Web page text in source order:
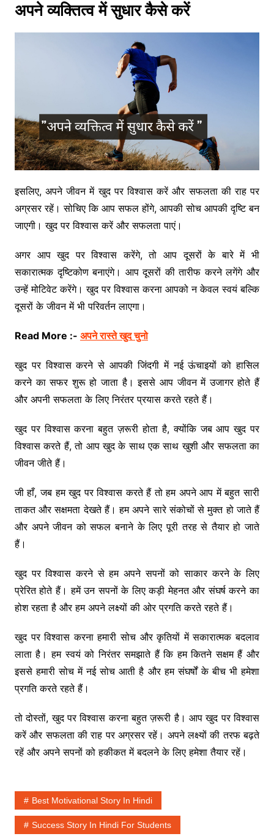
अपने व्यक्तित्व में सुधार कैसे करें
इसलिए, अपने जीवन में खुद पर विश्वास करें और सफलता की राह पर
अग्रसर रहें। सोचिए कि आप सफल होंगे, आपकी सोच आपकी दृष्टि बन
जाएगी। खुद पर विश्वास करें और सफलता पाएं।
अगर आप खुद पर विश्वास करेंगे, तो आप दूसरों के बारे में भी
सकारात्मक दृष्टिकोण बनाएंगे। आप दूसरों की तारीफ करने लगेंगे और
उन्हें मोटिवेट करेंगे। खुद पर विश्वास करना आपको न केवल स्वयं बल्कि
दूसरों के जीवन में भी परिवर्तन लाएगा।
Read More :- अपने रास्ते खुद चुनो
खुद पर विश्वास करने से आपकी जिंदगी में नई ऊंचाइयों को हासिल
करने का सफर शुरू हो जाता है। इससे आप जीवन में उजागर होते हैं
और अपनी सफलता के लिए निरंतर प्रयास करते रहते हैं।
खुद पर विश्वास करना बहुत ज़रूरी होता है, क्योंकि जब आप खुद पर
विश्वास करते हैं, तो आप खुद के साथ एक साथ खुशी और सफलता का
जीवन जीते हैं।
जी हाँ, जब हम खुद पर विश्वास करते हैं तो हम अपने आप में बहुत सारी
ताकत और सक्षमता देखते हैं। हम अपने सारे संकोचों से मुक्त हो जाते हैं
और अपने जीवन को सफल बनाने के लिए पूरी तरह से तैयार हो जाते
हैं।
खुद पर विश्वास करने से हम अपने सपनों को साकार करने के लिए
प्रेरित होते हैं। हमें उन सपनों के लिए कड़ी मेहनत और संघर्ष करने का
होश रहता है और हम अपने लक्ष्यों की ओर प्रगति करते रहते हैं।
खुद पर विश्वास करना हमारी सोच और कृतियों में सकारात्मक बदलाव
लाता है। हम स्वयं को निरंतर समझाते हैं कि हम कितने सक्षम हैं और
इससे हमारी सोच में नई सोच आती है और हम संघर्षों के बीच भी हमेशा
प्रगति करते रहते हैं।
तो दोस्तों, खुद पर विश्वास करना बहुत ज़रूरी है। आप खुद पर विश्वास
करें और सफलता की राह पर अग्रसर रहें। अपने लक्ष्यों की तरफ बढ़ते
रहें और अपने सपनों को हकीकत में बदलने के लिए हमेशा तैयार रहें।
Best Motivational Story In Hindi
Success Story In Hindi For Students